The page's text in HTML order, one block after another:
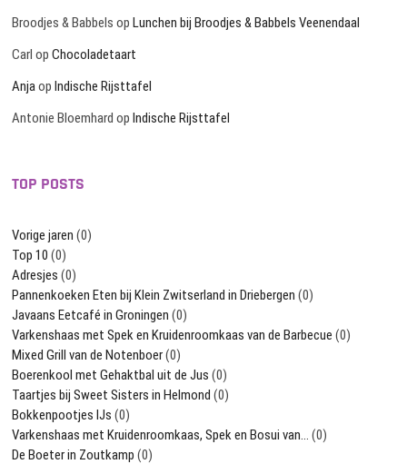
Broodjes & Babbels opLunchen bij Broodjes & Babbels Veenendaal
Carl opChocoladetaart
AnjaopIndische Rijsttafel
Antonie Bloemhard opIndische Rijsttafel
TOP POSTS
Vorige jaren (0)
Top 10 (0)
Adresjes (0)
Pannenkoeken Eten bij Klein Zwitserland in Driebergen (0)
Javaans Eetcafé in Groningen (0)
Varkenshaas met Spek en Kruidenroomkaas van de Barbecue (0)
Mixed Grill van de Notenboer(0)
Boerenkool met Gehaktbal uit de Jus (0)
Taartjes bij Sweet Sisters in Helmond (0)
Bokkenpootjes IJs (0)
Varkenshaas met Kruidenroomkaas, Spek en Bosui van… (0)
De Boeter in Zoutkamp (0)